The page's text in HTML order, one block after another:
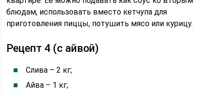
блюдам, использовать вместо кетчупа для
приготовления пиццы, потушить мясо или курицу.
Рецепт 4 (с айвой)
Слива – 2 кг;
Айва – 1 кг;